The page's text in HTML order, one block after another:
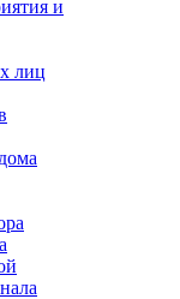
и
лиц